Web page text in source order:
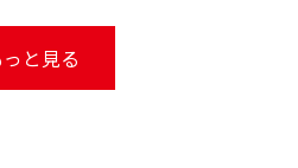
と見る